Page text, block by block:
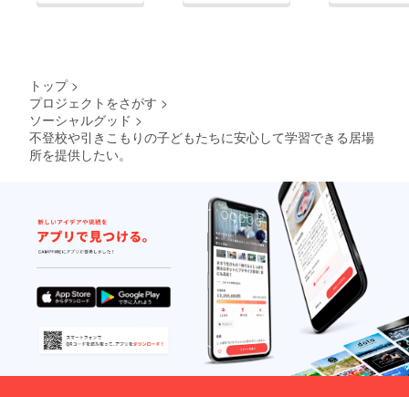
トップ >
プロジェクトをさがす >
ソーシャルグッド >
不登校や引きこもりの子どもたちに安心して学習できる居場
所を提供したい。